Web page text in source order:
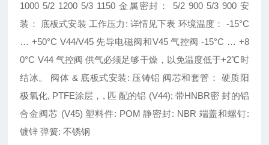
1000 5/2 1200 5/3 1150 金属密封： 5/2 900 5/3 900 安
装：
底板式安装 工作压力: 详情见下表 环境温度： -15°C
… +50°C V44/V45 先导电磁阀和V45气控阀-15°C … +8
0°C V44 气控阀 供气必须足够干燥，以免温度低于+2℃时
结冰。 阀体 & 底板式安装: 压铸铝 阀芯和套管： 硬质阳
极氧化, PTFE涂层， , 匹 配的铝 (V44); 带HNBR密 封的铝
合金阀芯 (V45) 塑料件: POM静密封: NBR 端盖和螺钉:
镀锌弹簧:不锈钢